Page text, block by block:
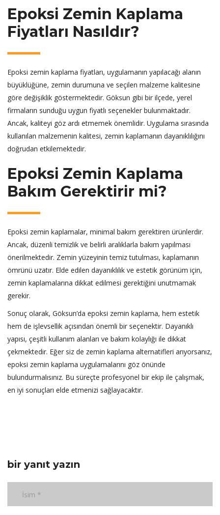
Epoksi Zemin Kaplama
Fiyatları Nasıldır?
Epoksi zemin kaplama fiyatları, uygulamanın yapılacağı alanın
büyüklüğüne, zemin durumuna ve seçilen malzeme kalitesine
göre değişiklik göstermektedir. Göksun gibi bir ilçede, yerel
firmaların sunduğu uygun fiyatlı seçenekler bulunmaktadır.
Ancak, kaliteyi göz ardı etmemek önemlidir. Uygulama sırasında
kullanılan malzemenin kalitesi, zemin kaplamanın dayanıklılığını
doğrudan etkilemektedir.
Epoksi Zemin Kaplama
Bakım Gerektirir mi?
Epoksi zemin kaplamalar, minimal bakım gerektiren ürünlerdir.
Ancak, düzenli temizlik ve belirli aralıklarla bakım yapılması
önerilmektedir. Zemin yüzeyinin temiz tutulması, kaplamanın
ömrünü uzatır. Elde edilen dayanıklılık ve estetik görünüm için,
zemin kaplamalarına dikkat edilmesi gerektiğini unutmamak
gerekir.
Sonuç olarak, Göksun’da epoksi zemin kaplama, hem estetik
hem de işlevsellik açısından önemli bir seçenektir. Dayanıklı
yapısı, çeşitli kullanım alanları ve bakım kolaylığı ile dikkat
çekmektedir. Eğer siz de zemin kaplama alternatifleri arıyorsanız,
epoksi zemin kaplama uygulamalarını göz önünde
bulundurmalısınız. Bu süreçte profesyonel bir ekip ile çalışmak,
en iyi sonuçları elde etmenizi sağlayacaktır.
bir yanıt yazın